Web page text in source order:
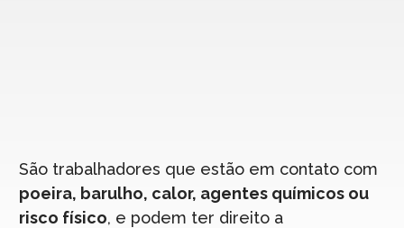
São trabalhadores que estão em contato com
poeira, barulho, calor, agentes químicos ou
risco físico, e podem ter direito a